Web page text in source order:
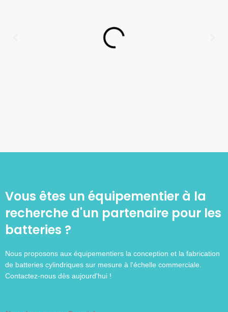
Vous êtes un équipementier à la
recherche d'un partenaire pour les
batteries ?
Nous proposons aux équipementiers la conception et la fabrication
de batteries cylindriques sur mesure à l'échelle commerciale.
Contactez-nous dès aujourd'hui !